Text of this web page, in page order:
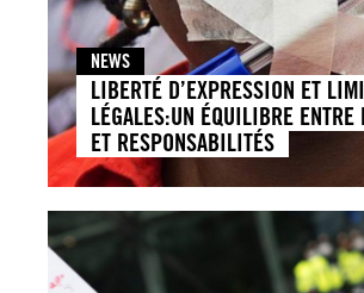
NEWS
LIBERTÉ D’EXPRESSION ET
LÉGALES:UN ÉQUILIBRE ENTRE
ET RESPONSABILITÉS